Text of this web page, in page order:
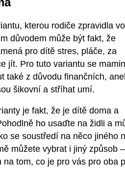
kterou rodiče zpravidla
důvodem může být fakt, že
pro dítě stres, pláče, za
jít. Pro tuto variantu se
také z důvodu finančních,
šikovní a stříhat umí.
je fakt, že je dítě doma a
ho usaďte na židli a
se soustředí na něco jiného
můžete vybrat i jiný způsob
tom, co je pro vás pro oba